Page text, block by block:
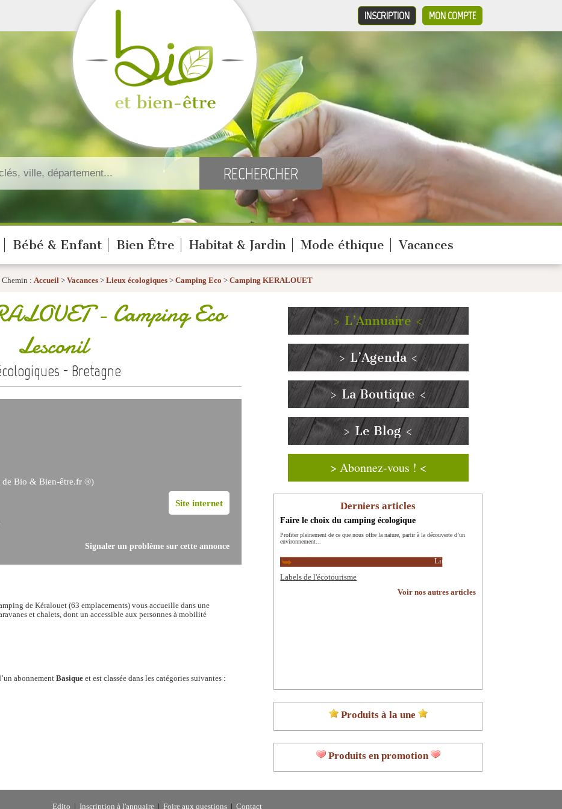
MON COMPTE
INSCRIPTION
Bébé & Enfant Bien Être Habitat & Jardin Mode éthique Vacances
Chemin : Accueil > Vacances > Lieux écologiques > Camping Eco > Camping KERALOUET
- Camping Eco
Lesconil
- Bretagne
de Bio & Bien-être.fr ®)
Site internet
Signaler un problème sur cette annonce
de Kéralouet (63 emplacements) vous accueille dans une
et chalets, dont un accessible aux personnes à mobilité
abonnement Basique et est classée dans les catégories suivantes :
> L’Annuaire <
> L’Agenda <
> La Boutique <
> Le Blog <
> Abonnez-vous ! <
Derniers articles
Faire le choix du camping écologique
Profiter pleinement de ce que nous offre la nature, partir à la découverte d’un
environnement...
Lire la suite
Labels de l'écotourisme
Voir nos autres articles
Produits à la une
Produits en promotion
Edito Inscription à l'annuaire Foire aux questions Contact